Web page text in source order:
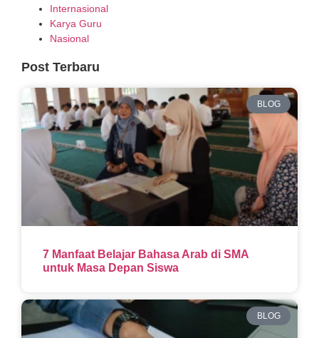
Internasional
Karya Guru
Nasional
Post Terbaru
BLOG
7 Manfaat Belajar Bahasa Arab di SMA
untuk Masa Depan Siswa
BLOG